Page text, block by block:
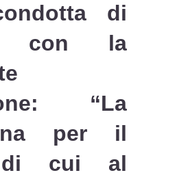
di
con la
“La
per il
di cui al